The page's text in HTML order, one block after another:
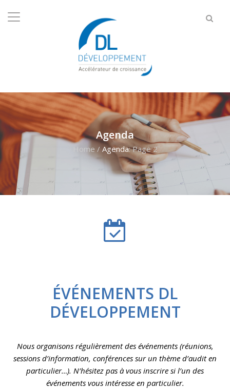
Agenda
Home / Agenda: Page 2
ÉVÉNEMENTS DL
DÉVELOPPEMENT
Nous organisons régulièrement des événements (réunions,
sessions d’information, conférences sur un thème d’audit en
particulier…). N’hésitez pas à vous inscrire si l’un des
événements vous intéresse en particulier.